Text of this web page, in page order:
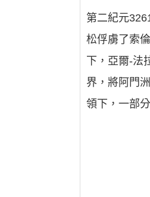
第二紀元
松俘虜了索
下，亞爾-
界，將阿門
領下，一部